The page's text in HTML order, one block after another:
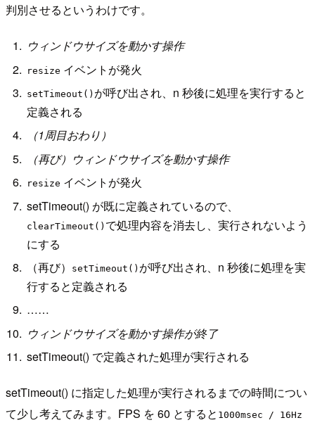
判別させるというわけです。
ウィンドウサイズを動かす操作
resize イベントが発火
setTimeout() が呼び出され、n 秒後に処理を実行すると
定義される
（1周目おわり）
（再び）ウィンドウサイズを動かす操作
resize イベントが発火
setTimeout() が既に定義されているので、
clearTimeout() で処理内容を消去し、実行されないよう
にする
（再び）
setTimeout() が呼び出され、n 秒後に処理を実
行すると定義される
……
ウィンドウサイズを動かす操作が終了
setTimeout() で定義された処理が実行される
setTimeout() に指定した処理が実行されるまでの時間につい
て少し考えてみます。FPS を 60 とすると 1000msec / 16Hz